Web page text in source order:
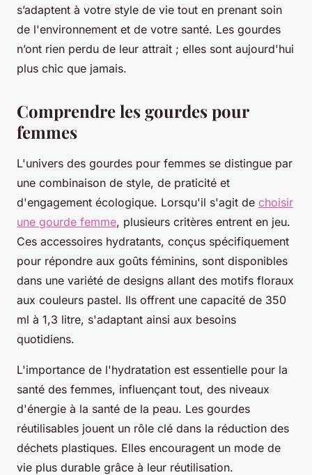
s’adaptent à votre style de vie tout en prenant soin
de l'environnement et de votre santé. Les gourdes
n’ont rien perdu de leur attrait ; elles sont aujourd'hui
plus chic que jamais.
Comprendre les gourdes pour
femmes
L'univers des gourdes pour femmes se distingue par
une combinaison de style, de praticité et
d'engagement écologique. Lorsqu'il s'agit de choisir
une gourde femme, plusieurs critères entrent en jeu.
Ces accessoires hydratants, conçus spécifiquement
pour répondre aux goûts féminins, sont disponibles
dans une variété de designs allant des motifs floraux
aux couleurs pastel. Ils offrent une capacité de 350
ml à 1,3 litre, s'adaptant ainsi aux besoins
quotidiens.
L'importance de l'hydratation est essentielle pour la
santé des femmes, influençant tout, des niveaux
d'énergie à la santé de la peau. Les gourdes
réutilisables jouent un rôle clé dans la réduction des
déchets plastiques. Elles encouragent un mode de
vie plus durable grâce à leur réutilisation.